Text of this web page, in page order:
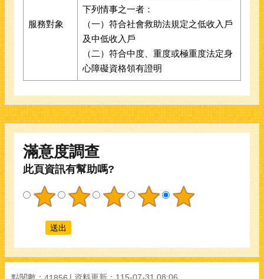
服務對象
下列情事之一者：
（一）符合社會救助法規定之低收入戶
及中低收入戶
（二）符合中度、重度或極重度法定身
心障礙資格領有證明
滿意度調查
此頁資訊有幫助嗎?
點閱數： 資料更新： 115-07-31 08:06